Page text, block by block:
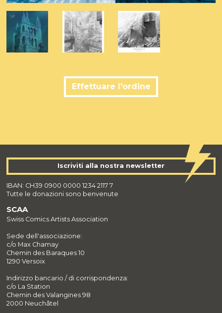
Effettuare l'ordine
SCAA
Swiss Comics Artists Association
Sede dell'associazione:
c/o Max Chamay
Chemin des Baraques 10
1290 Versoix
Indirizzo bancario / di corrispondenza:
c/o La Station
Chemin des Valangines 98
2000 Neuchâtel
Iscriviti alla nostra newsletter
IBAN: CH39 0900 0000 1234 2117 7
Tutte le donazioni sono benvenute